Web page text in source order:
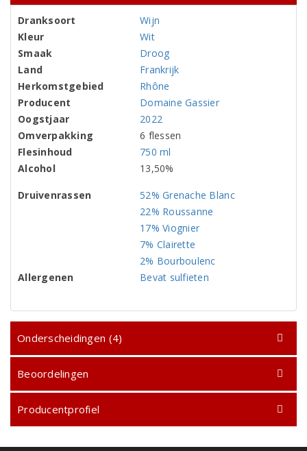
Dranksoort
Wijn
Kleur
Wit
Smaak
Droog
Land
Frankrijk
Herkomstgebied
Rhône
Producent
Domaine Gassier
Oogstjaar
2022
Omverpakking
6 flessen
Flesinhoud
750 ml
Alcohol
13,50%
Druivenrassen
52% Grenache Blanc
22% Roussanne
17% Viognier
7% Clairette
2% Bourboulenc
Allergenen
Bevat sulfieten
Onderscheidingen (4)
Beoordelingen
Producentprofiel